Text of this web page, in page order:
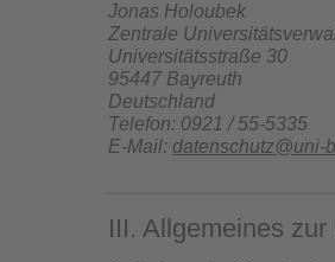
Jonas Holoubek
Zentrale
Universitätsstraße 30
95447 Bayreuth
Deutschland
Telefon: 0921 / 55-5335
E-Mail: datenschutz@uni-
III. Allgemeines